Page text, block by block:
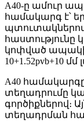
A40-ը ամուր
համակարգ է՝
հաստությունը
կոփված ապակի,
10+1.52pvb+10
A40 համակարգը
տեղադրումը
գործիքներով։
տեղադրման